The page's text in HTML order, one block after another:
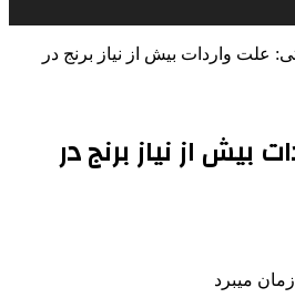
علت واردات بیش از نیاز برنج در
بیش از نیاز برنج در